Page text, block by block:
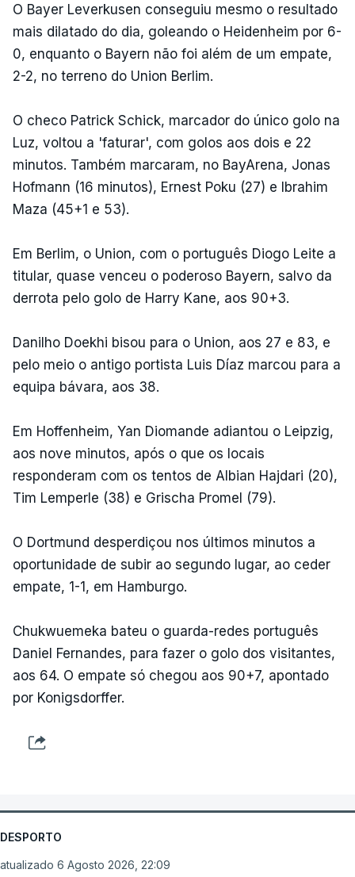
O Bayer Leverkusen conseguiu mesmo o resultado
mais dilatado do dia, goleando o Heidenheim por 6-
0, enquanto o Bayern não foi além de um empate,
2-2, no terreno do Union Berlim.
O checo Patrick Schick, marcador do único golo na
Luz, voltou a 'faturar', com golos aos dois e 22
minutos. Também marcaram, no BayArena, Jonas
Hofmann (16 minutos), Ernest Poku (27) e Ibrahim
Maza (45+1 e 53).
Em Berlim, o Union, com o português Diogo Leite a
titular, quase venceu o poderoso Bayern, salvo da
derrota pelo golo de Harry Kane, aos 90+3.
Danilho Doekhi bisou para o Union, aos 27 e 83, e
pelo meio o antigo portista Luis Díaz marcou para a
equipa bávara, aos 38.
Em Hoffenheim, Yan Diomande adiantou o Leipzig,
aos nove minutos, após o que os locais
responderam com os tentos de Albian Hajdari (20),
Tim Lemperle (38) e Grischa Promel (79).
O Dortmund desperdiçou nos últimos minutos a
oportunidade de subir ao segundo lugar, ao ceder
empate, 1-1, em Hamburgo.
Chukwuemeka bateu o guarda-redes português
Daniel Fernandes, para fazer o golo dos visitantes,
aos 64. O empate só chegou aos 90+7, apontado
por Konigsdorffer.
DESPORTO
atualizado 6 Agosto 2026, 22:09